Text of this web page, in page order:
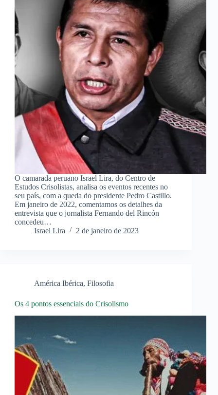
O camarada peruano Israel Lira, do Centro de
Estudos Crisolistas, analisa os eventos recentes no
seu país, com a queda do presidente Pedro Castillo.
Em janeiro de 2022, comentamos os detalhes da
entrevista que o jornalista Fernando del Rincón
concedeu…
Israel Lira
2 de janeiro de 2023
América Ibérica, Filosofia
Os 4 pontos essenciais do Crisolismo